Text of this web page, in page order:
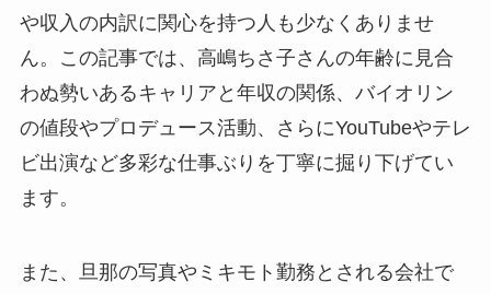
や収入の内訳に関心を持つ人も少なくありませ
ん。この記事では、高嶋ちさ子さんの年齢に見合
わぬ勢いあるキャリアと年収の関係、バイオリン
の値段やプロデュース活動、さらにYouTubeやテレ
ビ出演など多彩な仕事ぶりを丁寧に掘り下げてい
ます。
また、旦那の写真やミキモト勤務とされる会社で